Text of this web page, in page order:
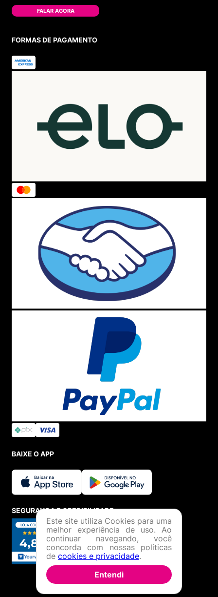
FALAR AGORA
FORMAS DE PAGAMENTO
BAIXE O APP
SEGURANÇA E CREDIBILIDADE
Este site utiliza Cookies para uma
melhor experiência de uso. Ao
continuar navegando, você
concorda com nossas políticas
de cookies e privacidade.
Entendi